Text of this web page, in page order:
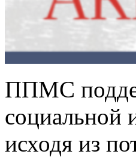
ППМС
социальной
исходя из